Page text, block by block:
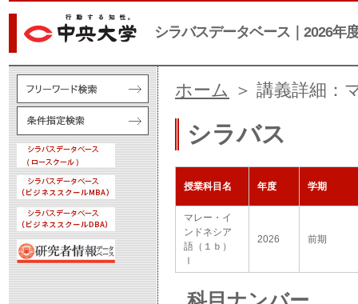
シラバスデータベース｜2026年
ホーム ＞ 講義詳細：
シラバス
授業科目名 年度 学期
マレー・イ
ンドネシア
語（１ｂ）
Ⅰ
2026 前期